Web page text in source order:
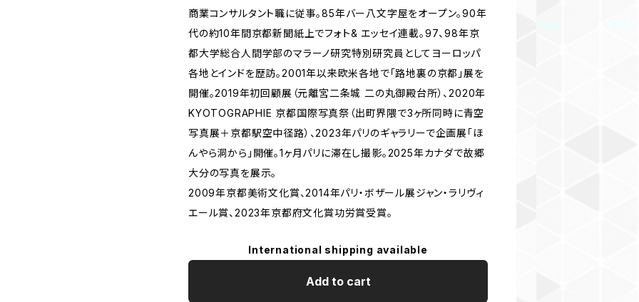
商業コンサルタント職に従事。85年バー八文字屋をオープン。90年
代の約10年間京都新聞紙上でフォト& エッセイ連載。97、98年京
都大学総合人間学部のマラーノ研究特別研究員としてヨーロッパ
各地とインドを歴訪。2001年以来欧米各地で「路地裏の京都」展を
開催。2019年初回顧展（元離宮二条城 二の丸御殿台所）、2020年
KYOTOGRAPHIE 京都国際写真祭（出町界隈で3ヶ所同時に青空
写真展＋京都駅空中径路）、2023年パリのギャラリーで企画展「ほ
んやら洞から」開催。1ヶ月パリに滞在し撮影。2025年カナダで故郷
大分の写真を展示。
2009年京都美術文化賞、2014年パリ・ボザール展ジャン・ラリヴィ
エール賞、2023年京都府文化賞功労賞受賞。
International shipping available
Add to cart